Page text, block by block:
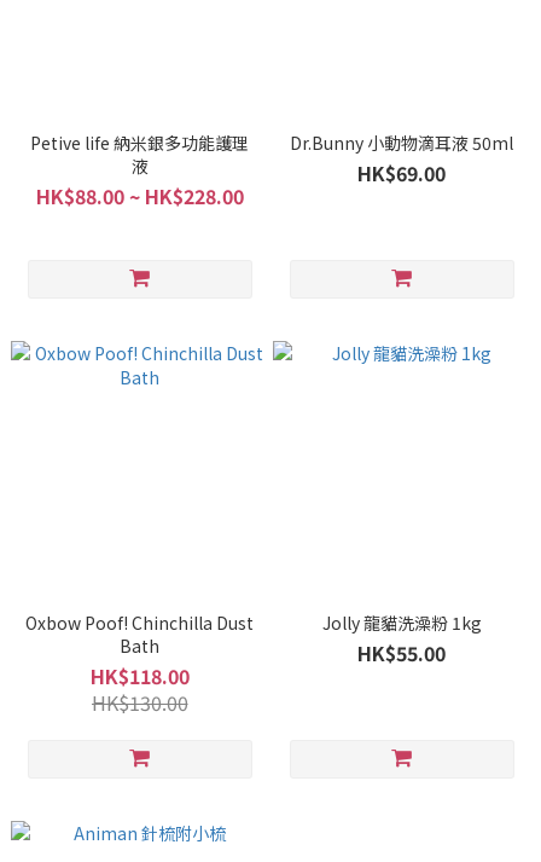
Petive life 納米銀多功能護理
液
HK$88.00 ~ HK$228.00
Dr.Bunny 小動物滴耳液 50ml
HK$69.00
Oxbow Poof! Chinchilla Dust
Bath
HK$118.00
HK$130.00
Jolly 龍貓洗澡粉 1kg
HK$55.00